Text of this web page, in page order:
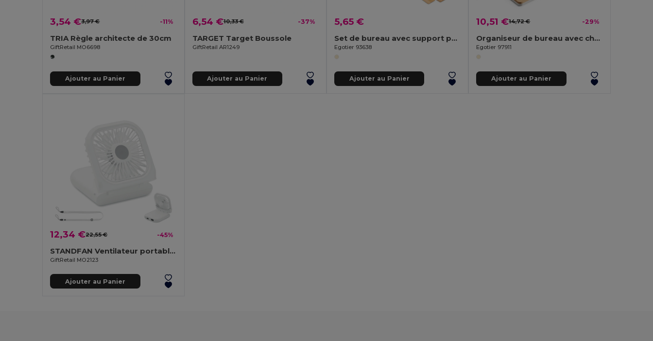
3,54 €3,97 € -11%
TRIA Règle architecte de 30cm
GiftRetail MO6698
Ajouter au Panier
6,54 €10,33 € -37%
TARGET Target Boussole
GiftRetail AR1249
Ajouter au Panier
5,65 €
Set de bureau avec support pour téléphone portable et gobelet
Egotier 93638
Ajouter au Panier
10,51 €14,72 € -29%
Organiseur de bureau avec chargeur sans fil 15W en bambou et ABS
Egotier 97911
Ajouter au Panier
12,34 €22,55 € -45%
STANDFAN Ventilateur portable, pliable
GiftRetail MO2123
Ajouter au Panier